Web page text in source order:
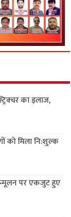
का इलाज,
को मिला नि:शुल्क
पर एकजुट हुए